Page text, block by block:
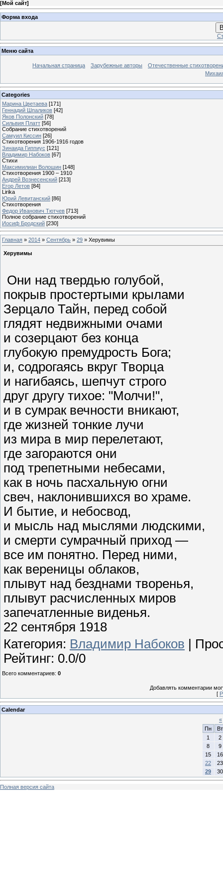
[Мой сайт]
Форма входа
Меню сайта
Начальная страница Зарубежные авторы
Отечественные
Categories
Марина Цветаева [171]
Геннадий Шпаликов [42]
Яков Полонский [78]
Сильвия Платт [56]
Собрание стихотворений
Самуил Киссин [26]
Стихотворения 1906-1916 годов
Зинаида Гиппиус [121]
Владимир Набоков [67]
Стихи
Максимилиан Волошин [148]
Стихотворения 1900 – 1910
Андрей Вознесенский [213]
Егор Летов [84]
Lirika
Юрий Левитанский [86]
Стихотворения
Федор Иванович Тютчев [713]
Полное собрание стихотворений
Иосиф Бродский [230]
Главная » 2014 » Сентябрь » 29 » Херувимы
Херувимы
Они над твердью голубой,
покрыв простертыми крылами
Зерцало Тайн, перед собой
глядят недвижными очами
и созерцают без конца
глубокую премудрость Бога;
и, содрогаясь вкруг Творца
и нагибаясь, шепчут строго
друг другу тихое: "Молчи!",
и в сумрак вечности вникают,
где жизней тонкие лучи
из мира в мир перелетают,
где загораются они
под трепетными небесами,
как в ночь пасхальную огни
свеч, наклонившихся во храме.
И бытие, и небосвод,
и мысль над мыслями людскими,
и смерти сумрачный приход —
все им понятно. Перед ними,
как вереницы облаков,
плывут над безднами творенья,
плывут расчисленных миров
запечатленные виденья.
22 сентября 1918
Категория: Владимир Набоков
Рейтинг: 0.0/0
Всего комментариев: 0
Добавлять комментарии
[
Calendar
«
Пн
Вт
1
2
8
9
15
16
22
23
29
30
Полная версия сайта